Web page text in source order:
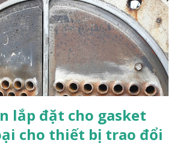
lắp đặt cho gasket
cho thiết bị trao đổi